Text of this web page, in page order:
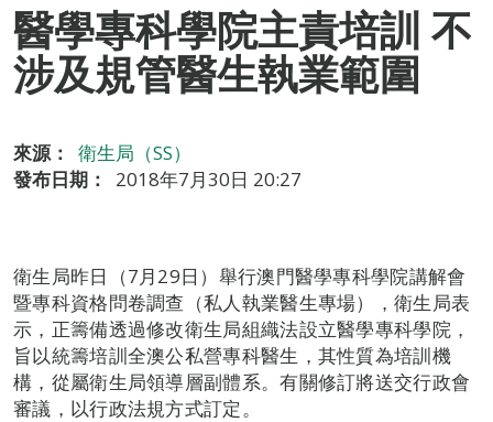
醫學專科學院主責培訓 不
涉及規管醫生執業範圍
來源：
衛生局（SS）
發布日期：
2018年7月30日 20:27
衛生局昨日（7月29日）舉行澳門醫學專科學院講解會
暨專科資格問卷調查（私人執業醫生專場），衛生局表
示，正籌備透過修改衛生局組織法設立醫學專科學院，
旨以統籌培訓全澳公私營專科醫生，其性質為培訓機
構，從屬衛生局領導層副體系。有關修訂將送交行政會
審議，以行政法規方式訂定。